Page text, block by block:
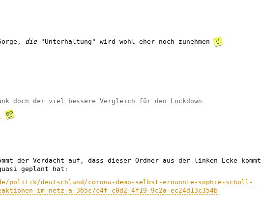
die"Unterhaltung" wird wohl eher noch zunehmen
doch der viel bessere Vergleich für den Lockdown.
der Verdacht auf, dass dieser Ordner aus der linken Ecke kommt
geplant hat:
politik/deutschland/corona-demo-selbst-ernannte-sophie-scholl-
im-netz-a-365c7c4f-c0d2-4f19-9c2a-ec24d13c354b